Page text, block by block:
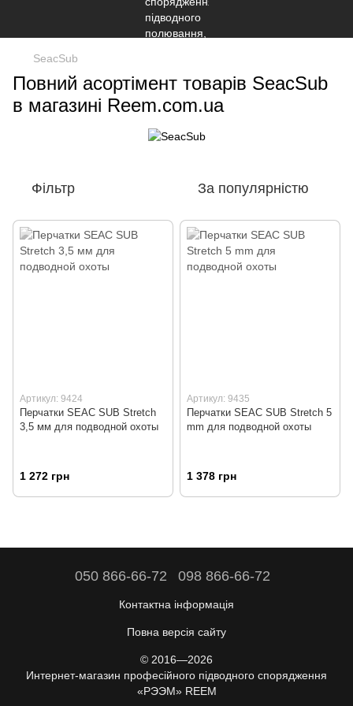
SeacSub
Повний асортімент товарів SeacSub
в магазині Reem.com.ua
Фільтр За популярністю
Артикул: 9424
Перчатки SEAC SUB Stretch
3,5 мм для подводной охоты
1 272 грн
Артикул: 9435
Перчатки SEAC SUB Stretch 5
mm для подводной охоты
1 378 грн
050 866-66-72 098 866-66-72
Контактна інформація
Повна версія сайту
© 2016—2026
Интернет-магазин професійного підводного спорядження
«РЭЭМ» REEM